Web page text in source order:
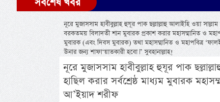
নূরে মুজাসসাম হাবীবুল্লাহ হুযূর পাক ছল্লাল্লাহু আলাইহি ওয়া
বরকতময় বিলাদতী শান মুবারক প্রকাশ করার মহাসম্মানিত ও
মুবারক (এবং দিবস মুবারক) তথা মহাসম্মানিত ও মহাপবিত্র
উনার জন্য শাফা‘য়াতকারী হবো।” সুবহানাল্লাহ!
নূরে মুজাসসাম হাবীবুল্লাহ হুযূর পাক
হাছিল করার সর্বশ্রেষ্ঠ মাধ্যম মুবারক
আ’ইয়াদ শরীফ